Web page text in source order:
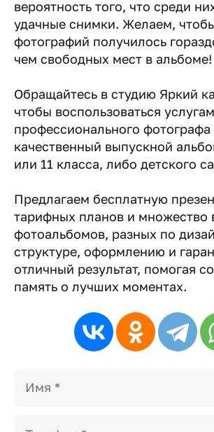
вероятность того, что среди
удачные снимки. Желаем,
фотографий получилось
чем свободных мест в альбоме!
Обращайтесь в студию Яркий
чтобы воспользоваться
профессионального фотографа
качественный выпускной
или 11 класса, либо детского
Предлагаем бесплатную
тарифных планов и множество
фотоальбомов, разных по
структуре, оформлению и
отличный результат, помогая
память о лучших моментах.